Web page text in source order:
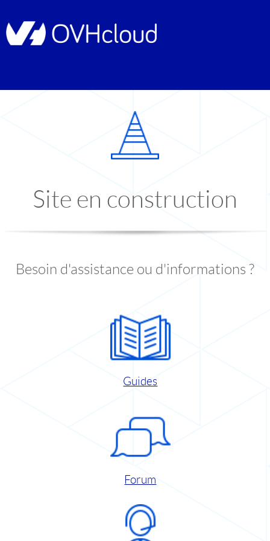
Site en construction
Besoin d'assistance ou d'informations ?
Guides
Forum